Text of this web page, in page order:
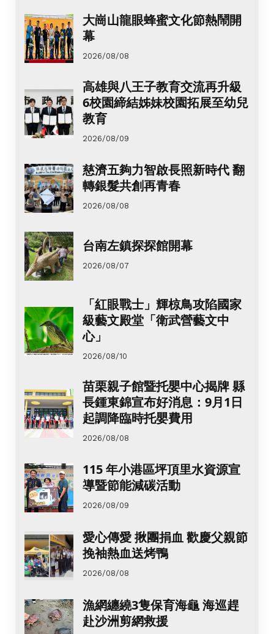
大崗山龍眼蜂蜜文化節熱鬧開
幕
2026/08/08
高雄與八王子教育交流再升級
6校園締結姊妹校園拓展至幼兒
教育
2026/08/09
慈濟五夠力智啟長照新時代 翻
轉銀髮共創再青春
2026/08/08
台南左鎮探探館開幕
2026/08/07
「紅眼戰士」輝椋鳥攻陷國家
級藝文殿堂「衛武營藝文中
心」
2026/08/10
苗栗親子館暨托嬰中心揭牌 縣
長鍾東錦宣布好消息：9月1日
起調降臨時托嬰費用
2026/08/08
115 年小港區坪頂里水資源宣
導暨節能減碳活動
2026/08/09
愛心傳愛 揪團捐血 歡慶父親節
挽袖熱血送烤鴨
2026/08/08
漁網纏繞3隻保育海龜 海巡趕
赴沙洲剪網救援